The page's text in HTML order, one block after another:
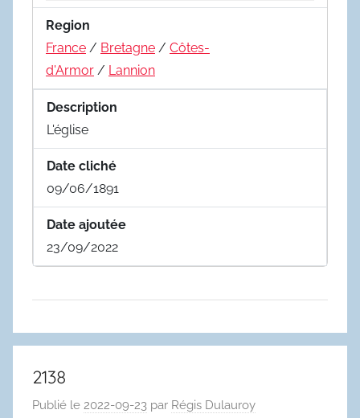
Region
France / Bretagne / Côtes-
d'Armor / Lannion
Description
L'église
Date cliché
09/06/1891
Date ajoutée
23/09/2022
2138
Publié le 2022-09-23 par Régis Dulauroy